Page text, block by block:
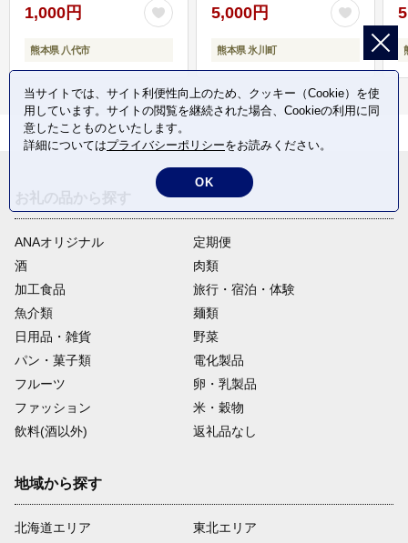
1,000円
熊本県 八代市
5,000円
熊本県 氷川町
ANAオリジナル
定期便
酒
肉類
加工食品
旅行・宿泊・体験
魚介類
麺類
日用品・雑貨
野菜
パン・菓子類
電化製品
フルーツ
卵・乳製品
ファッション
米・穀物
飲料(酒以外)
返礼品なし
地域から探す
北海道エリア
東北エリア
当サイトでは、サイト利便性向上のため、クッキー（Cookie）を使
用しています。サイトの閲覧を継続された場合、Cookieの利用に同
意したことものといたします。
詳細についてはプライバシーポリシーをお読みください。
OK